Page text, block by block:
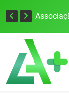
Defesa Civil alerta para risco de tornado e tempestades severas no RS entre esta quinta e sexta-feira